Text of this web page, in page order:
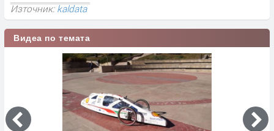
Източник:kaldata
Видеа по темата